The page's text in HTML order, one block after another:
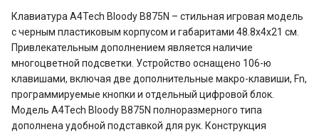
Клавиатура A4Tech Bloody B875N – стильная игровая модель
с черным пластиковым корпусом и габаритами 48.8x4x21 см.
Привлекательным дополнением является наличие
многоцветной подсветки. Устройство оснащено 106-ю
клавишами, включая две дополнительные макро-клавиши, Fn,
программируемые кнопки и отдельный цифровой блок.
Модель A4Tech Bloody B875N полноразмерного типа
дополнена удобной подставкой для рук. Конструкция